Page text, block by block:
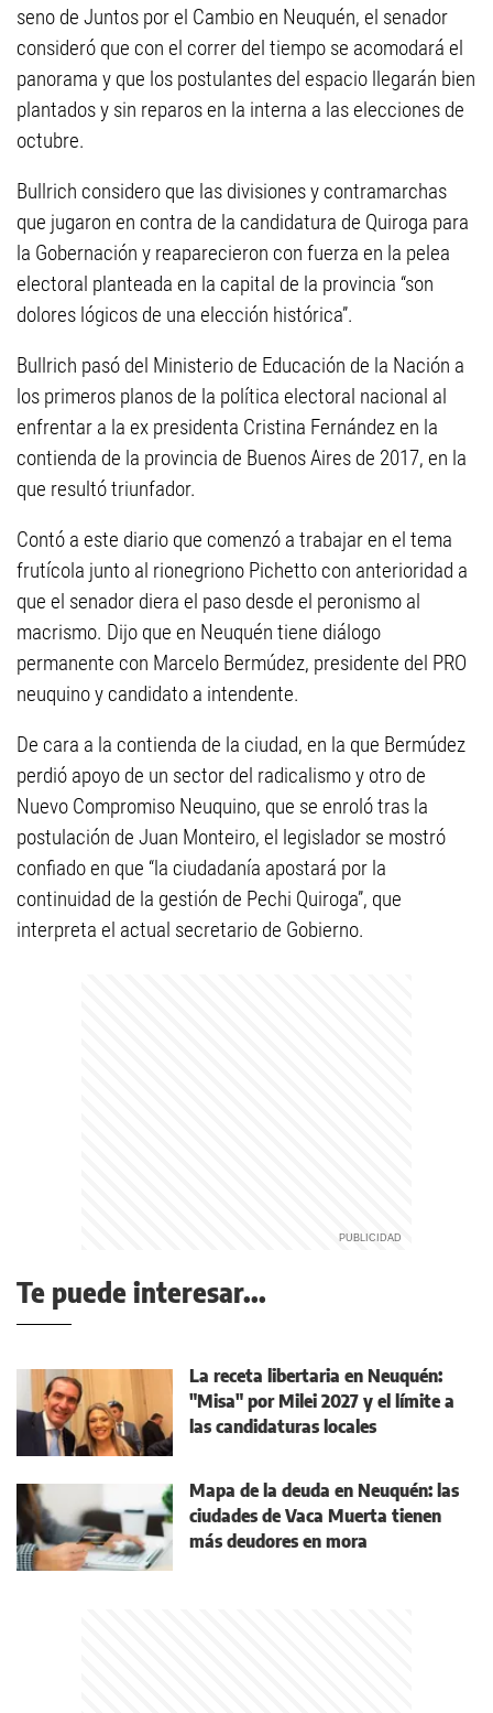
seno de Juntos por el Cambio en Neuquén, el senador
consideró que con el correr del tiempo se acomodará el
panorama y que los postulantes del espacio llegarán bien
plantados y sin reparos en la interna a las elecciones de
octubre.
Bullrich considero que las divisiones y contramarchas
que jugaron en contra de la candidatura de Quiroga para
la Gobernación y reaparecieron con fuerza en la pelea
electoral planteada en la capital de la provincia “son
dolores lógicos de una elección histórica”.
Bullrich pasó del Ministerio de Educación de la Nación a
los primeros planos de la política electoral nacional al
enfrentar a la ex presidenta Cristina Fernández en la
contienda de la provincia de Buenos Aires de 2017, en la
que resultó triunfador.
Contó a este diario que comenzó a trabajar en el tema
frutícola junto al rionegriono Pichetto con anterioridad a
que el senador diera el paso desde el peronismo al
macrismo. Dijo que en Neuquén tiene diálogo
permanente con Marcelo Bermúdez, presidente del PRO
neuquino y candidato a intendente.
De cara a la contienda de la ciudad, en la que Bermúdez
perdió apoyo de un sector del radicalismo y otro de
Nuevo Compromiso Neuquino, que se enroló tras la
postulación de Juan Monteiro, el legislador se mostró
confiado en que “la ciudadanía apostará por la
continuidad de la gestión de Pechi Quiroga”, que
interpreta el actual secretario de Gobierno.
Te puede interesar...
La receta libertaria en Neuquén:
"Misa" por Milei 2027 y el límite a
las candidaturas locales
Mapa de la deuda en Neuquén: las
ciudades de Vaca Muerta tienen
más deudores en mora